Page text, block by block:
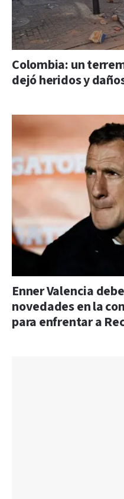
Colombia: un
dejó heridos y
Enner Valencia
novedades en la
para enfrentar a